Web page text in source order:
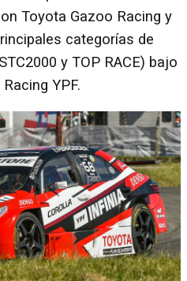
Toyota Gazoo Racing y
categorías de
y TOP RACE) bajo
YPF.